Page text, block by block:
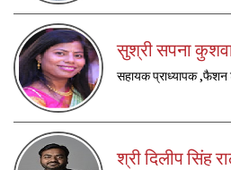
सुश्री सपना
सहायक प्राध्यापक ,फैशन
श्री दिलीप सिंह